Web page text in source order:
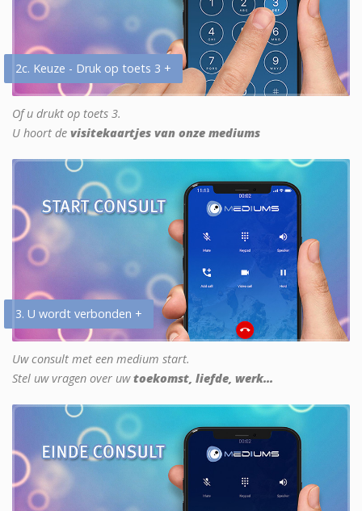
2c. Keuze - Druk op toets 3 +
Of u drukt op toets 3.
U hoort de visitekaartjes van onze mediums
3. U wordt verbonden +
Uw consult met een medium start.
Stel uw vragen over uwtoekomst, liefde, werk...